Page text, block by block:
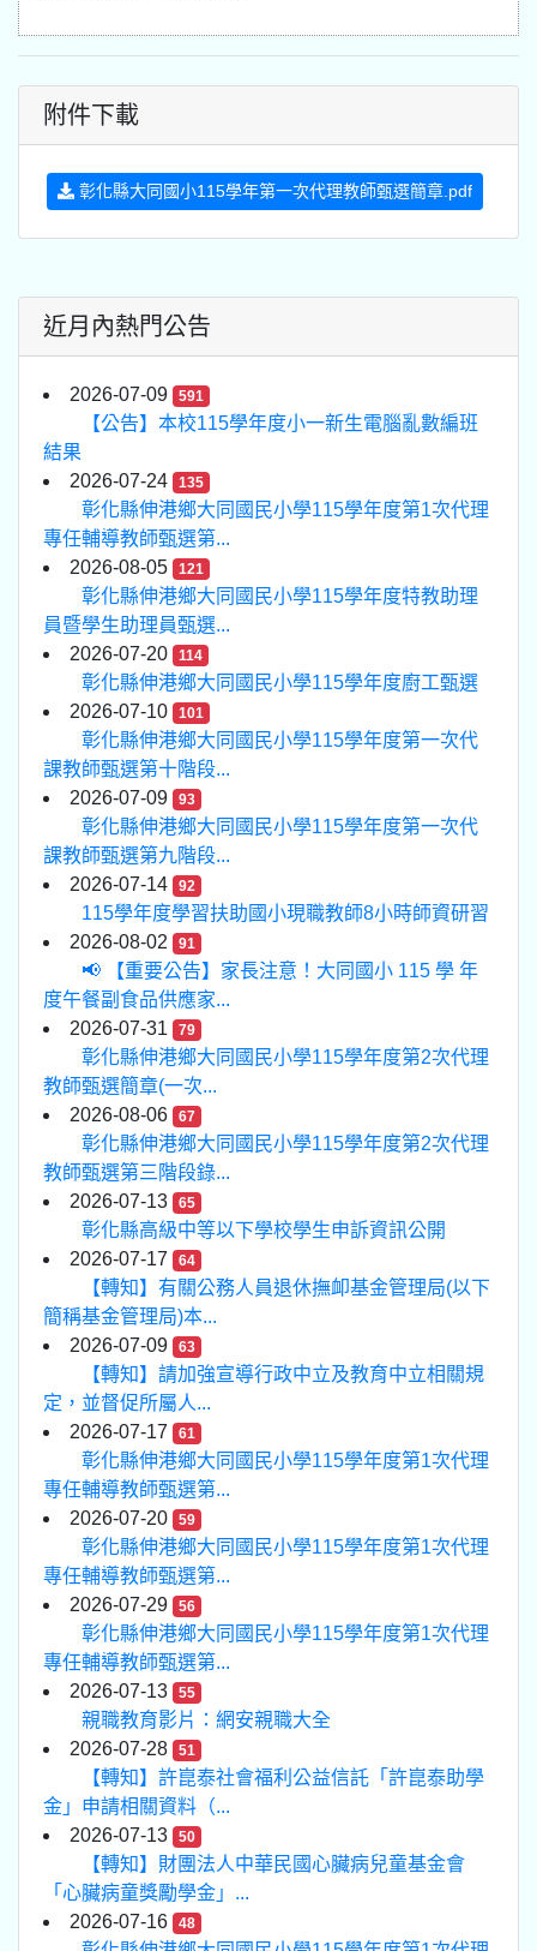
附件下載
彰化縣大同國小115學年第一次代理教師甄選簡章.pdf
近月內熱門公告
2026-07-09 591
【公告】本校115學年度小一新生電腦亂數編班
結果
2026-07-24
135
彰化縣伸港鄉大同國民小學115學年度第1次代理
專任輔導教師甄選第...
2026-08-05
121
彰化縣伸港鄉大同國民小學115學年度特教助理
員暨學生助理員甄選...
2026-07-20
114
彰化縣伸港鄉大同國民小學115學年度廚工甄選
2026-07-10
101
彰化縣伸港鄉大同國民小學115學年度第一次代
課教師甄選第十階段...
2026-07-09
93
彰化縣伸港鄉大同國民小學115學年度第一次代
課教師甄選第九階段...
2026-07-14
92
115學年度學習扶助國小現職教師8小時師資研習
2026-08-02
91
📢 【重要公告】家長注意！大同國小 115 學 年
度午餐副食品供應家...
2026-07-31
79
彰化縣伸港鄉大同國民小學115學年度第2次代理
教師甄選簡章(一次...
2026-08-06
67
彰化縣伸港鄉大同國民小學115學年度第2次代理
教師甄選第三階段錄...
2026-07-13
65
彰化縣高級中等以下學校學生申訴資訊公開
2026-07-17
64
【轉知】有關公務人員退休撫卹基金管理局(以下
簡稱基金管理局)本...
2026-07-09
63
【轉知】請加強宣導行政中立及教育中立相關規
定，並督促所屬人...
2026-07-17
61
彰化縣伸港鄉大同國民小學115學年度第1次代理
專任輔導教師甄選第...
2026-07-20
59
彰化縣伸港鄉大同國民小學115學年度第1次代理
專任輔導教師甄選第...
2026-07-29
56
彰化縣伸港鄉大同國民小學115學年度第1次代理
專任輔導教師甄選第...
2026-07-13
55
親職教育影片：網安親職大全
2026-07-28
51
【轉知】許崑泰社會福利公益信託「許崑泰助學
金」申請相關資料（...
2026-07-13
50
【轉知】財團法人中華民國心臟病兒童基金會
「心臟病童獎勵學金」...
2026-07-16
48